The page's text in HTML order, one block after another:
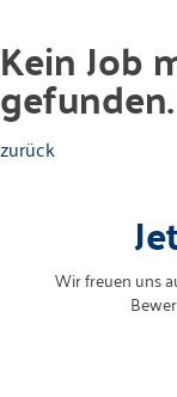
Kein Job
gefunden.
zurück
Wir freuen uns